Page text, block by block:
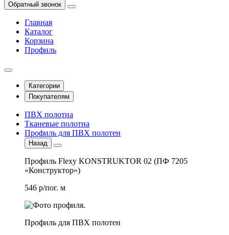
Обратный звонок
Главная
Каталог
Корзина
Профиль
Категории
Покупателям
ПВХ полотна
Тканевые полотна
Профиль для ПВХ полотен
Назад
Профиль Flexy KONSTRUKTOR 02 (ПФ 7205
«Конструктор»)
546 р/пог. м
Профиль для ПВХ полотен